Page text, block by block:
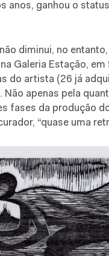
anos, ganhou o
diminui, no entanto,
Galeria Estação, em
do artista (26 já
Não apenas pela
fases da produção
“quase uma